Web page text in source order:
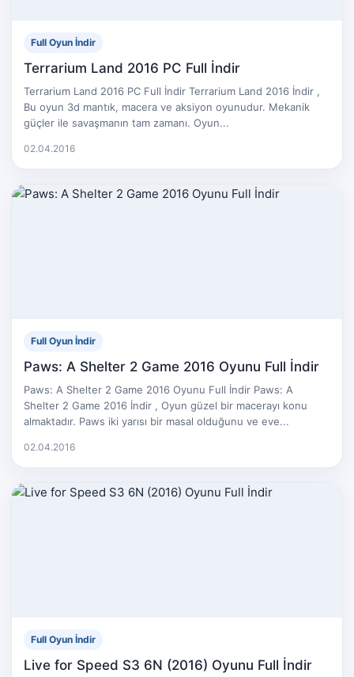
Full Oyun İndir
Terrarium Land 2016 PC Full İndir
Terrarium Land 2016 PC Full İndir Terrarium Land 2016 İndir ,
Bu oyun 3d mantık, macera ve aksiyon oyunudur. Mekanik
güçler ile savaşmanın tam zamanı. Oyun...
02.04.2016
Full Oyun İndir
Paws: A Shelter 2 Game 2016 Oyunu Full İndir
Paws: A Shelter 2 Game 2016 Oyunu Full İndir Paws: A
Shelter 2 Game 2016 İndir , Oyun güzel bir macerayı konu
almaktadır. Paws iki yarısı bir masal olduğunu ve eve...
02.04.2016
Full Oyun İndir
Live for Speed S3 6N (2016) Oyunu Full İndir